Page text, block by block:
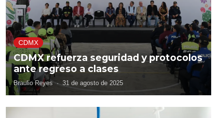
CDMX
CDMX refuerza seguridad y protocolos
ante regreso a clases
Braulio Reyes · 31 de agosto de 2025